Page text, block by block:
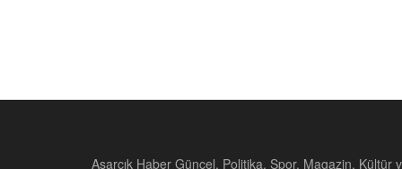
Asarcık Haber Güncel, Politika, Spor, Magazin, Kültür